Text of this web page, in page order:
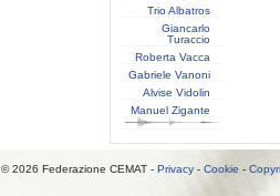
Trio Albatros
Giancarlo
Turaccio
Roberta Vacca
Gabriele Vanoni
Alvise Vidolin
Manuel Zigante
© 2026 Federazione CEMAT - Privacy- Cookie -